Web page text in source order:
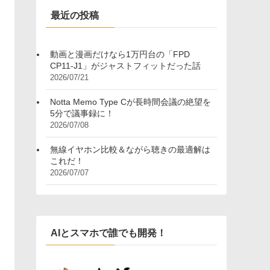
最近の投稿
動画と漫画だけなら1万円台の「FPD
CP11-J1」がジャストフィットだった話
2026/07/21
Notta Memo Type Cが長時間会議の絶望を
5分で議事録に！
2026/07/08
無線イヤホン比較＆ながら聴きの最適解は
これだ！
2026/07/07
AIとスマホで誰でも開発！